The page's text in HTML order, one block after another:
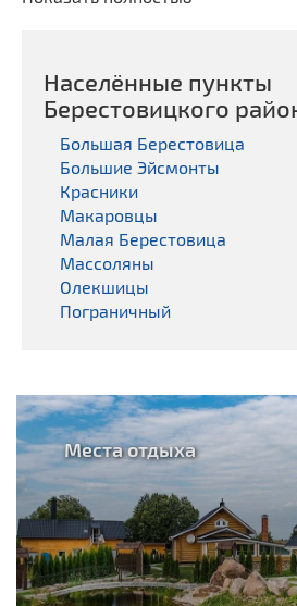
Населённые пункты
Берестовицкого
Большая Берестовица
Большие Эйсмонты
Красники
Макаровцы
Малая Берестовица
Массоляны
Олекшицы
Пограничный
Места отдыха